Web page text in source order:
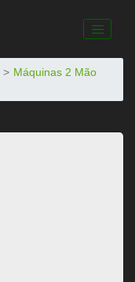
Máquinas 2 Mão